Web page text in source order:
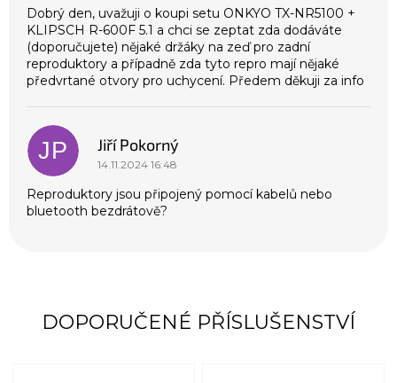
DOPORUČENÉ PŘÍSLUŠENSTVÍ
i
s
k
u
z
Dobrý den, uvažuji o koupi setu ONKYO TX-NR5100 +
KLIPSCH R-600F 5.1 a chci se zeptat zda dodáváte
(doporučujete) nějaké držáky na zeď pro zadní
reproduktory a případně zda tyto repro mají nějaké
předvrtané otvory pro uchycení. Předem děkuji za info
JP Jiří Pokorný
14.11.2024 16:48
Reproduktory jsou připojený pomocí kabelů nebo
bluetooth bezdrátově?